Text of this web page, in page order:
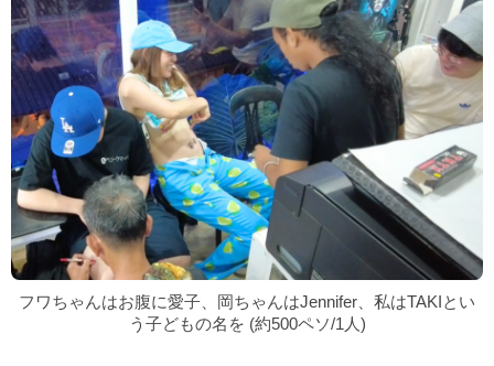
フワちゃんはお腹に愛子、岡ちゃんはJennifer、私はTAKIとい
う子どもの名を (約500ペソ/1人)